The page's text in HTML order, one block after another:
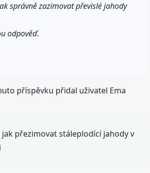
správně zazimovat převislé jahody
odpověď.
příspěvku přidal uživatel Ema
přezimovat stáleplodící jahody v